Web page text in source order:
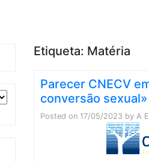
Etiqueta: Matéria
Parecer CNECV
conversão sexual»
Posted on 17/05/2023 by A